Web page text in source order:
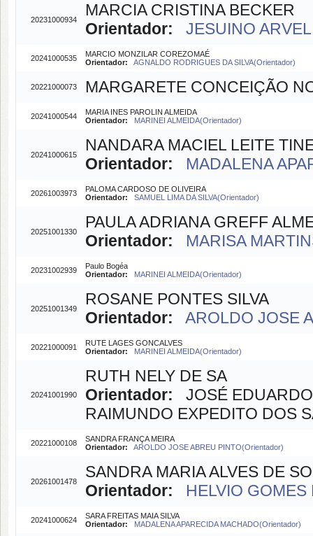
20231000934
MARCIA CRISTINA BECKER
Orientador:
JESUINO
20241000535
MARCIO MONZILAR COREZOMAÉ
Orientador:
AGNALDO RODRIGUES DA SILVA(Orientador)
20221000073 MARGARETE CONCEIÇÃO
20241000544
MARIA INES PAROLIN ALMEIDA
Orientador:
MARINEI ALMEIDA(Orientador)
20241000615
NANDARA MACIEL LEITE
Orientador:
MADALENA
20261003973
PALOMA CARDOSO DE OLIVEIRA
Orientador:
SAMUEL LIMA DA SILVA(Orientador)
20251001330
PAULA ADRIANA GREFF
Orientador:
MARISA
20231002939
Paulo Bogéa
Orientador:
MARINEI ALMEIDA(Orientador)
20251001349
ROSANE PONTES SILVA
Orientador:
AROLDO JOSE
20221000091
RUTE LAGES GONCALVES
Orientador:
MARINEI ALMEIDA(Orientador)
20241001990
RUTH NELY DE SA
Orientador: JOSÉ
RAIMUNDO EXPEDITO DOS
20221000108
SANDRA FRANÇA MEIRA
Orientador:
AROLDO JOSE ABREU PINTO(Orientador)
20261001478
SANDRA MARIA ALVES DE
Orientador:
HELVIO
20241000624
SARA FREITAS MAIA SILVA
Orientador:
MADALENA APARECIDA MACHADO(Orientador)